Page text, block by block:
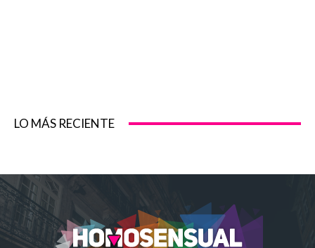
LO MÁS RECIENTE